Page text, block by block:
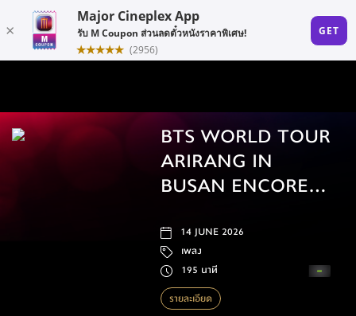
BTS WORLD TOUR
ARIRANG IN
BUSAN ENCORE
14 JUNE 2026
เพลง
195 นาที
รายละเอียด